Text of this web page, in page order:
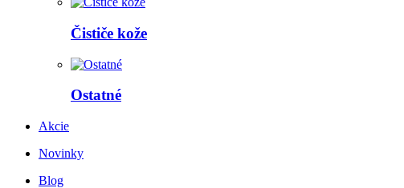
Čističe kože
Ostatné
Akcie
Novinky
Blog